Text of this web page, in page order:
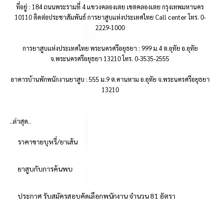
ที่อยู่ : 184 ถนนพระรามที่ 4 แขวงคลองเตย เขตคลองเตย กรุงเทพมหานคร
10110 ติดต่อประชาสัมพันธ์ การยาสูบแห่งประเทศไทย Call center โทร. 0-
2229-1000
การยาสูบแห่งประเทศไทย พระนครศรีอยุธยา : 999 ม.4 ต.อุทัย อ.อุทัย
จ.พระนครศรีอยุธยา 13210 โทร. 0-3535-2555
อาคารบ้านพักพนักงานยาสูบ : 555 ม.9 ต.คานหาม อ.อุทัย จ.พระนครศรีอยุธยา
13210
..ล่าสุด..
ราคาขายบุหรี่/ยาเส้น
ยาสูบกับการค้นพบ
ประกาศ รับสมัครสอบคัดเลือกพนักงาน จำนวน 81 อัตรา